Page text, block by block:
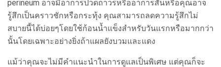
perineum อาจมีอาการปวดถาวรหรืออาการสั่นหรือคุณอาจ
รู้สึกเป็นคราวชักหรือกระทุ้ง คุณสามารถลดความรู้สึกไม่
สบายนี้ได้บ่อยๆโดยใช้ก้อนน้ำแข็งสำหรับวันแรกหรือมากกว่า
นั้นโดยเฉพาะอย่างยิ่งถ้าแผลยังบวมและแดง
แม้ว่าคุณจะไม่มีคำแนะนำในการดูแลเป็นพิเศษ แต่คุณก็จะ